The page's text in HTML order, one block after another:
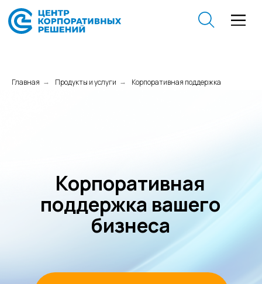
Главная → Продукты и услуги → Корпоративная поддержка
Бесплатная консультация